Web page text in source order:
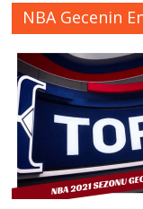
NBA Gecenin